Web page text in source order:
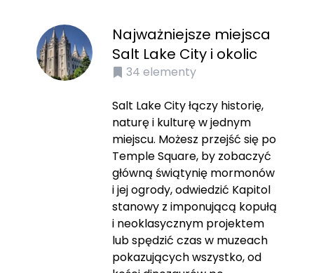
Najważniejsze miejsca
Salt Lake City i okolic
34 elementy
Salt Lake City łączy historię,
naturę i kulturę w jednym
miejscu. Możesz przejść się po
Temple Square, by zobaczyć
główną świątynię mormonów
i jej ogrody, odwiedzić Kapitol
stanowy z imponującą kopułą
i neoklasycznym projektem
lub spędzić czas w muzeach
pokazujących wszystko, od